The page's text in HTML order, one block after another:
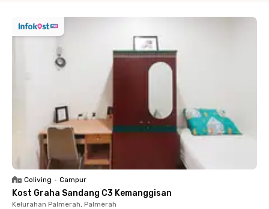
Coliving • Campur
Kost Graha Sandang C3 Kemanggisan
Kelurahan Palmerah, Palmerah